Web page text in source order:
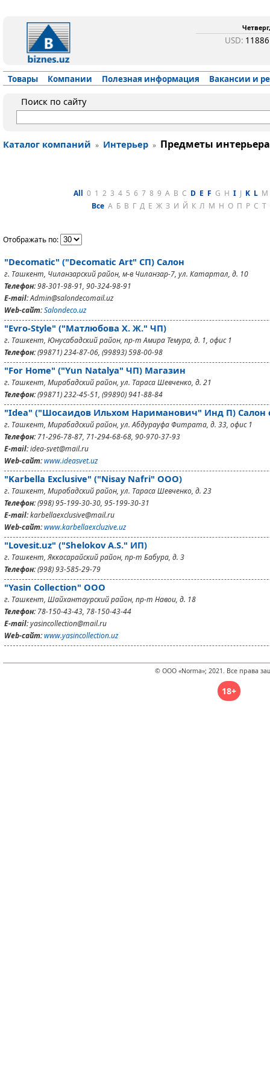
USD:
Товары Компании Полезная информация Вакансии и
Поиск по сайту
Каталог компаний » Интерьер » Предметы интерьера
All 0 1 2 3 4 5 6 7 8 9 A B C D E F G H I J K L M
Все А Б В Г Д Е Ж З И Й К Л М Н О П Р С Т
Отображать по:
"Decomatic" ("Decomatic Art" СП) Салон
г. Ташкент, Чиланзарский район, м-в Чиланзар-7, ул. Катартал, д. 10
Телефон:98-301-98-91, 90-324-98-91
E-mail:Admin@salondecomail.uz
Web-сайт:Salondeco.uz
"Evro-Style" ("Матлюбова Х. Ж." ЧП)
г. Ташкент, Юнусабадский район, пр-т Амира Темура, д. 1, офис 1
Телефон:(99871) 234-87-06, (99893) 598-00-98
"For Home" ("Yun Natalya" ЧП) Магазин
г. Ташкент, Мирабадский район, ул. Тараса Шевченко, д. 21
Телефон:(99871) 232-45-51, (99890) 941-88-84
"Idea" ("Шосаидов Ильхом Нариманович" Инд П) Салон
г. Ташкент, Мирабадский район, ул. Абдурауфа Фитрата, д. 33, офис 1
Телефон:71-296-78-87, 71-294-68-68, 90-970-37-93
E-mail:idea-svet@mail.ru
Web-сайт:www.ideasvet.uz
"Karbella Exclusive" ("Nisay Nafri" ООО)
г. Ташкент, Мирабадский район, ул. Тараса Шевченко, д. 23
Телефон:(998) 95-199-30-30, 95-199-30-31
E-mail:karbellaexclusive@mail.ru
Web-сайт:www.karbellaexcluzive.uz
"Lovesit.uz" ("Shelokov A.S." ИП)
г. Ташкент, Яккасарайский район, пр-т Бабура, д. 3
Телефон:(998) 93-585-29-79
"Yasin Collection" ООО
г. Ташкент, Шайхантаурский район, пр-т Навои, д. 18
Телефон:78-150-43-43, 78-150-43-44
E-mail:yasincollection@mail.ru
Web-сайт:www.yasincollection.uz
© ООО «Norma»; 2021. Все права
18+